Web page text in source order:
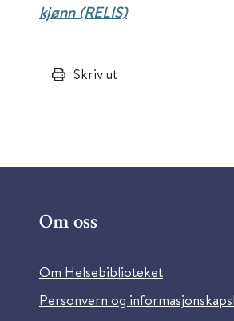
kjønn (RELIS)
Skriv ut
Om oss
Om Helsebiblioteket
Personvern og